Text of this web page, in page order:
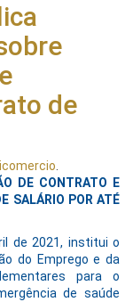
de
DE CONTRATO E
SALÁRIO POR ATÉ
de 2021, institui o
do Emprego e da
para o
de saúde